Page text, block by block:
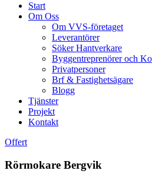
Start
Om Oss
Om VVS-företaget
Leverantörer
Söker Hantverkare
Byggentreprenörer och
Privatpersoner
Brf & Fastighetsägare
Blogg
Tjänster
Projekt
Kontakt
Offert
Rörmokare Bergvik